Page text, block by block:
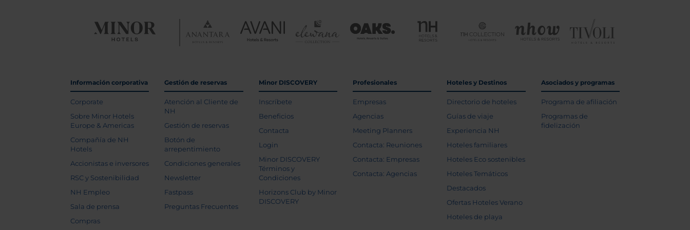
Información corporativa
Corporate
Sobre Minor Hotels
Europe & Americas
Compañía de NH
Hotels
Accionistas e inversores
RSC y Sostenibilidad
NH Empleo
Sala de prensa
Compras
Gestión de reservas
Atención al Cliente de
NH
Gestión de reservas
Botón de
arrepentimiento
Condiciones generales
Newsletter
Fastpass
Preguntas Frecuentes
Minor DISCOVERY
Inscríbete
Beneficios
Contacta
Login
Minor DISCOVERY
Términos y
Condiciones
Horizons Club by Minor
DISCOVERY
Profesionales
Empresas
Agencias
Meeting Planners
Contacta: Reuniones
Contacta: Empresas
Contacta: Agencias
Hoteles y Destinos
Directorio de hoteles
Guías de viaje
Experiencia NH
Hoteles familiares
Hoteles Eco sostenibles
Hoteles Temáticos
Destacados
Ofertas Hoteles Verano
Hoteles de playa
Asociados y programas
Programa de afiliación
Programas de
fidelización